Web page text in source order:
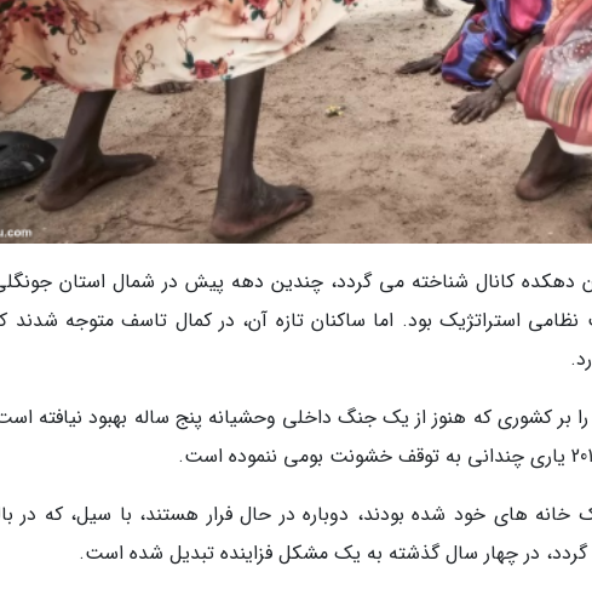
دهکده کانال شناخته می گردد، چندین دهه پیش در شمال استان
نظامی استراتژیک بود. اما ساکنان تازه آن، در کمال تاسف متوجه شدند
کشوری که هنوز از یک جنگ داخلی وحشیانه پنج ساله بهبود نیافته
های خود شده بودند، دوباره در حال فرار هستند، با سیل، که در
گردد، در چهار سال گذشته به یک مشکل فزاینده تبدیل شده است.